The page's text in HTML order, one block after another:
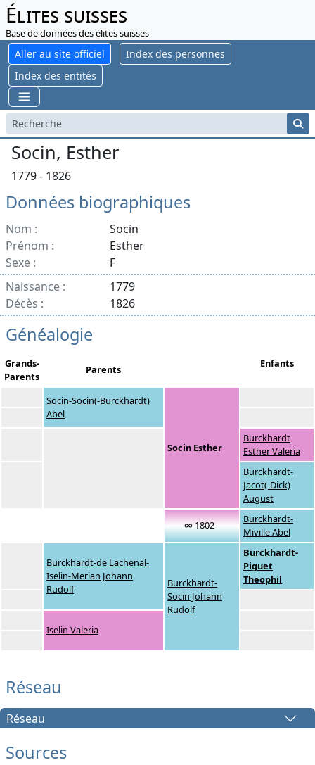
Élites suisses
Base de données des élites suisses
Aller au site officiel
Index des personnes
Index des entités
Socin, Esther
1779 - 1826
Données biographiques
Nom :
Socin
Prénom :
Esther
Sexe :
F
Naissance :
1779
Décès :
1826
Généalogie
Grands-
Parents
Parents Enfants
Socin-Socin(-Burckhardt)
Abel
Socin Esther
Burckhardt
Esther Valeria
Burckhardt-
Jacot(-Dick)
August
∞ 1802 -
Burckhardt-
Miville Abel
Burckhardt-de Lachenal-
Iselin-Merian Johann
Rudolf
Burckhardt-
Socin Johann
Rudolf
Burckhardt-
Piguet
Theophil
Iselin Valeria
Réseau
Réseau
Sources